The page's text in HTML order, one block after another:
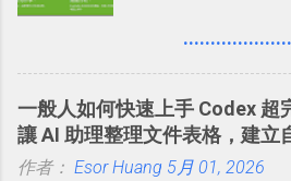
卡片不再落落長
子彈筆記？我的
板分享
鴉牆上，從而禁
介紹文章： 把不
大綱收合、目錄連
超長筆記應用案例
議記錄不麻煩！我
一般人如何快速上手 Codex 超
讓 AI 助理整理文件表格，建立
作者： Esor Huang 5月 01, 2026